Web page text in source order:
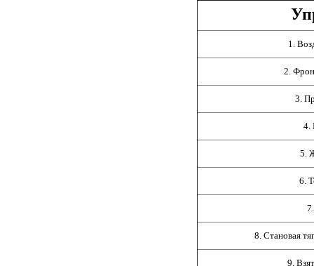
1.
2.
3.
4.
5.
6.
8. Становая
9.